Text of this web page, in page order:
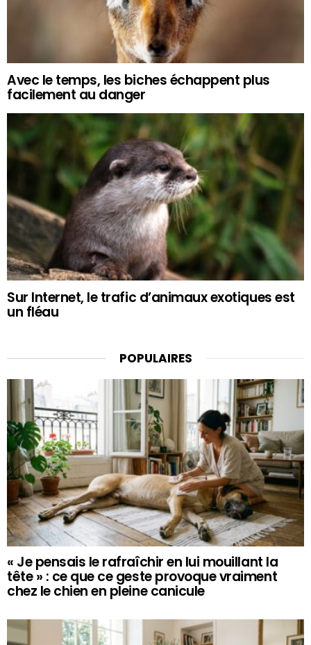
Avec le temps, les biches échappent plus
facilement au danger
Sur Internet, le trafic d’animaux exotiques est
un fléau
POPULAIRES
« Je pensais le rafraîchir en lui mouillant la
tête » : ce que ce geste provoque vraiment
chez le chien en pleine canicule